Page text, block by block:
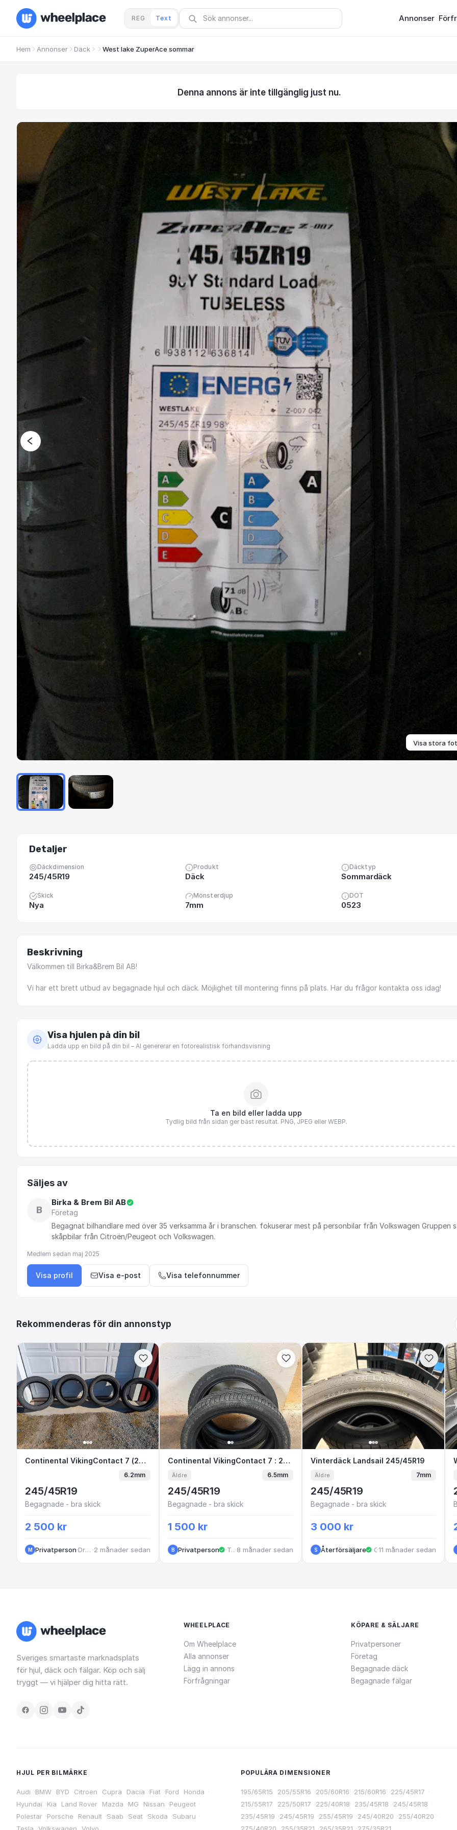
REG Text Annonser
Hem Annonser Däck West lake ZuperAce sommar
Denna annons är inte tillgänglig just nu.
Visa stora
Detaljer
Däckdimension
245/45R19
Produkt
Däck
Däcktyp
Sommardäck
Skick
Nya
Mönsterdjup
7mm
DOT
0523
Beskrivning
Välkommen till Birka&Brem Bil AB!
Vi har ett brett utbud av begagnade hjul och däck. Möjlighet till montering finns på plats. Har du frågor kontakta oss idag!
Visa hjulen på din bil
Ladda upp en bild på din bil – AI genererar en fotorealistisk förhandsvisning
Ta en bild eller ladda upp
Tydlig bild från sidan ger bäst resultat. PNG, JPEG eller WEBP.
Säljes av
B
Birka & Brem Bil AB
Företag
Begagnat bilhandlare med över 35 verksamma år i branschen. fokuserar mest på personbilar från Volkswagen Gruppen
skåpbilar från Citroën​/​Peugeot och Volkswagen.
Medlem sedan maj 2025
Visa profil Visa e-post Visa telefonnummer
Rekommenderas för din annonstyp
Continental VikingContact 7 (245/45 R19) Vinterdäck
Continental VikingContact 7 (245/45 R19) Vinterdäck
6.2mm
245/45R19
Begagnade - bra skick
2 500 kr
M Privatperson· Drängsmark ·2 månader sedan
Continental VikingContact 7 : 245/45-19 2st
Continental VikingContact 7 : 245/45-19 2st
Äldre 6.5mm
245/45R19
Begagnade - bra skick
1 500 kr
B Privatperson · Tenhult·8 månader sedan
Vinterdäck Landsail 245/
Vinterdäck Landsail 245/45R19
Äldre 7mm
245/45R19
Begagnade - bra skick
3 000 kr
S Återförsäljare · Gislaved
·11 månader sedan
Sveriges smartaste marknadsplats
för hjul, däck och fälgar. Köp och sälj
tryggt — vi hjälper dig hitta rätt.
WHEELPLACE
Om Wheelplace
Alla annonser
Lägg in annons
Förfrågningar
KÖPARE & SÄLJARE
Privatpersoner
Företag
Begagnade däck
Begagnade fälgar
HJUL PER BILMÄRKE
Audi ·BMW ·BYD ·Citroen ·Cupra ·Dacia ·Fiat ·Ford ·Honda ·
Hyundai ·Kia ·Land Rover ·Mazda ·MG ·Nissan ·Peugeot ·
Polestar ·Porsche ·Renault ·Saab ·Seat ·Skoda ·Subaru ·
POPULÄRA DIMENSIONER
195/65R15 ·205/55R16 ·205/60R16 ·215/60R16 ·225/45R17 ·
215/55R17 ·225/50R17 ·225/40R18 ·235/45R18 ·245/45R18 ·
235/45R19 ·245/45R19 ·255/45R19 ·245/40R20 ·255/40R20 ·